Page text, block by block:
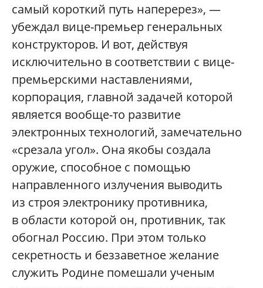
самый короткий путь наперерез», —
убеждал вице-премьер генеральных
конструкторов. И вот, действуя
исключительно в соответствии с вице-
премьерскими наставлениями,
корпорация, главной задачей которой
является вообще-то развитие
электронных технологий, замечательно
«срезала угол». Она якобы создала
оружие, способное с помощью
направленного излучения выводить
из строя электронику противника,
в области которой он, противник, так
обогнал Россию. При этом только
секретность и беззаветное желание
служить Родине помешали ученым